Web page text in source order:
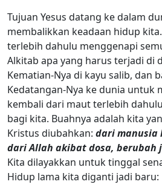
Tujuan Yesus datang ke dalam
membalikkan keadaan hidup
terlebih dahulu menggenapi
Alkitab apa yang harus terjadi di
Kematian-Nya di kayu salib, dan
Kedatangan-Nya ke dunia untuk
kembali dari maut terlebih
bagi kita. Buahnya adalah kita
Kristus diubahkan: dari manusia
dari Allah akibat dosa, berubah
Kita dilayakkan untuk tinggal
Hidup lama kita diganti jadi baru: